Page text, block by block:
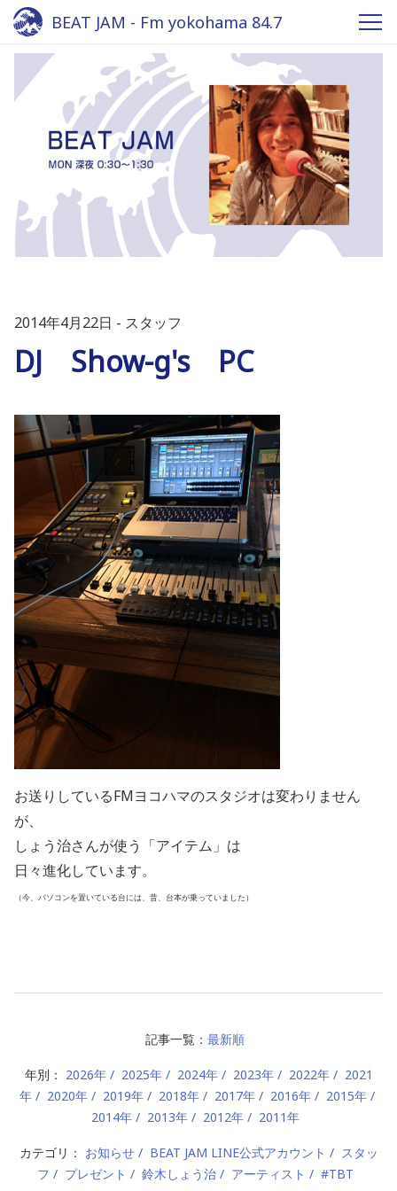
BEAT JAM - Fm yokohama 84.7
2014年4月22日 スタッフ
DJ Show-g's PC
お送りしているFMヨコハマのスタジオは変わりません
が、
しょう治さんが使う「アイテム」は
日々進化しています。
（今、パソコンを置いている台には、昔、台本が乗っていました）
記事一覧： 最新順
年別： 2026年 2025年 2024年 2023年 2022年
2021
年
2020年 2019年 2018年 2017年 2016年
2015年
2014年
2013年 2012年 2011年
カテゴリ： お知らせ BEAT JAM LINE公式アカウント
スタッ
フ
プレゼント 鈴木しょう治 アーティスト #TBT